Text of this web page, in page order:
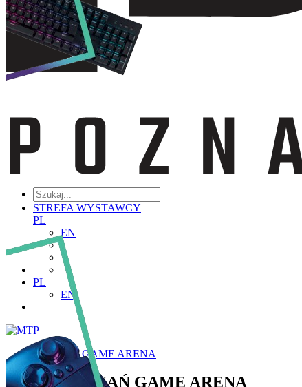
STREFA WYSTAWCY
PL
EN
PL
EN
POZNAŃ GAME ARENA
POZNAŃ GAME ARENA